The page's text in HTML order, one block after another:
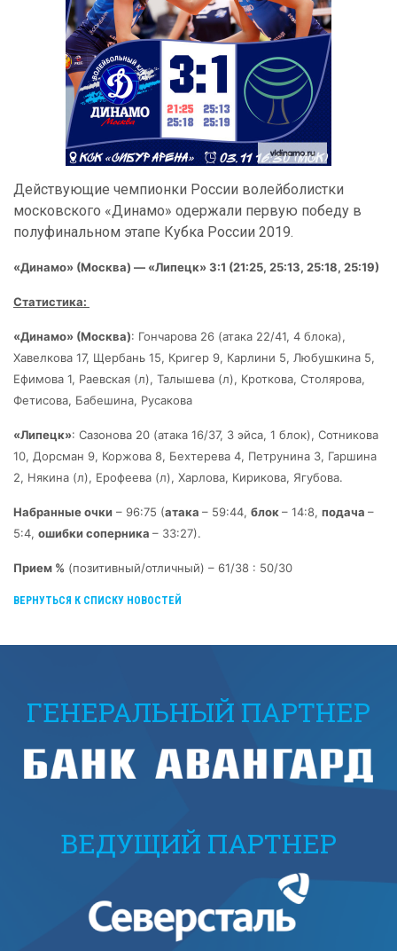
Действующие чемпионки России волейболистки
московского «Динамо» одержали первую победу в
полуфинальном этапе Кубка России 2019.
«Динамо» (Москва) — «Липецк»3:1 (21:25, 25:13, 25:18, 25:19)
Статистика:
«Динамо» (Москва): Гончарова 26 (атака 22/41, 4 блока),
Хавелкова 17, Щербань 15, Кригер 9, Карлини 5, Любушкина 5,
Ефимова 1, Раевская (л), Талышева (л), Кроткова, Столярова,
Фетисова, Бабешина, Русакова
«Липецк»: Сазонова 20 (атака 16/37, 3 эйса, 1 блок), Сотникова
10, Дорсман 9, Коржова 8, Бехтерева 4, Петрунина 3, Гаршина
2, Някина (л), Ерофеева (л), Харлова, Кирикова, Ягубова.
Набранные очки – 96:75 (атака – 59:44, блок– 14:8, подача –
5:4, ошибкисоперника – 33:27).
Прием % (позитивный/отличный) – 61/38 : 50/30
ВЕРНУТЬСЯ К СПИСКУ НОВОСТЕЙ
ГЕНЕРАЛЬНЫЙ ПАРТНЕР
ВЕДУЩИЙ ПАРТНЕР